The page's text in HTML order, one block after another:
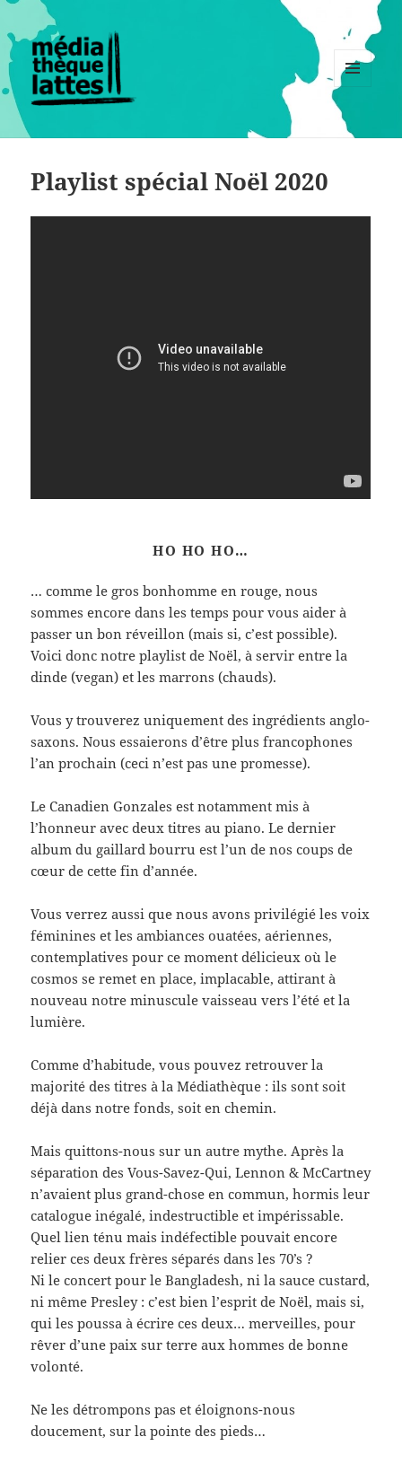
MENU
WIDGETS
Playlist spécial Noël 2020
HO HO HO…
… comme le gros bonhomme en rouge, nous
sommes encore dans les temps pour vous aider à
passer un bon réveillon (mais si, c’est possible).
Voici donc notre playlist de Noël, à servir entre la
dinde (vegan) et les marrons (chauds).
Vous y trouverez uniquement des ingrédients anglo-
saxons. Nous essaierons d’être plus francophones
l’an prochain (ceci n’est pas une promesse).
Le Canadien Gonzales est notamment mis à
l’honneur avec deux titres au piano. Le dernier
album du gaillard bourru est l’un de nos coups de
cœur de cette fin d’année.
Vous verrez aussi que nous avons privilégié les voix
féminines et les ambiances ouatées, aériennes,
contemplatives pour ce moment délicieux où le
cosmos se remet en place, implacable, attirant à
nouveau notre minuscule vaisseau vers l’été et la
lumière.
Comme d’habitude, vous pouvez retrouver la
majorité des titres à la Médiathèque : ils sont soit
déjà dans notre fonds, soit en chemin.
Mais quittons-nous sur un autre mythe. Après la
séparation des Vous-Savez-Qui, Lennon & McCartney
n’avaient plus grand-chose en commun, hormis leur
catalogue inégalé, indestructible et impérissable.
Quel lien ténu mais indéfectible pouvait encore
relier ces deux frères séparés dans les 70’s ?
Ni le concert pour le Bangladesh, ni la sauce custard,
ni même Presley : c’est bien l’esprit de Noël, mais si,
qui les poussa à écrire ces deux… merveilles, pour
rêver d’une paix sur terre aux hommes de bonne
volonté.
Ne les détrompons pas et éloignons-nous
doucement, sur la pointe des pieds…